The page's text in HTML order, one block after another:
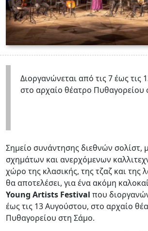
Διοργανώνεται από τις 7 έως τις
στο αρχαίο θέατρο Πυθαγορείου
Σημείο συνάντησης διεθνών σολίστ,
σχημάτων και ανερχόμενων
χώρο της κλασικής, της τζαζ και της
θα αποτελέσει, για ένα ακόμη
Young Artists Festival που
έως τις 13 Αυγούστου, στο αρχαίο
Πυθαγορείου στη Σάμο.